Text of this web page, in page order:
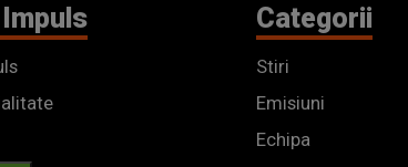
Categorii
Stiri
Emisiuni
Echipa